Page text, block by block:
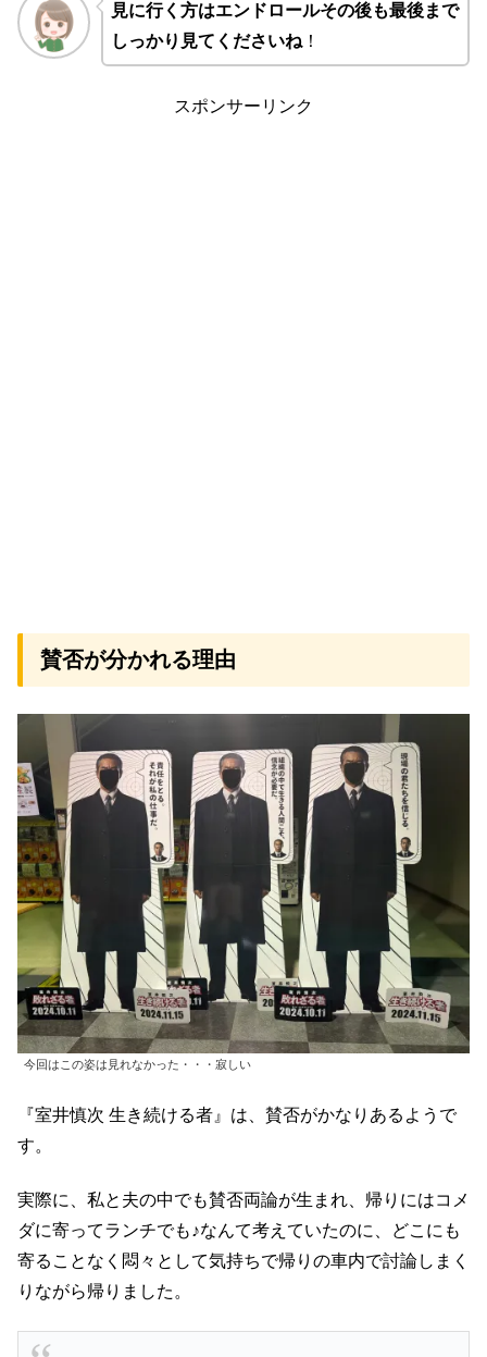
見に行く方はエンドロールその後も最後まで
しっかり見てくださいね！
スポンサーリンク
賛否が分かれる理由
今回はこの姿は見れなかった・・・寂しい
『室井慎次 生き続ける者』は、賛否がかなりあるようで
す。
実際に、私と夫の中でも賛否両論が生まれ、帰りにはコメ
ダに寄ってランチでも♪なんて考えていたのに、どこにも
寄ることなく悶々として気持ちで帰りの車内で討論しまく
りながら帰りました。